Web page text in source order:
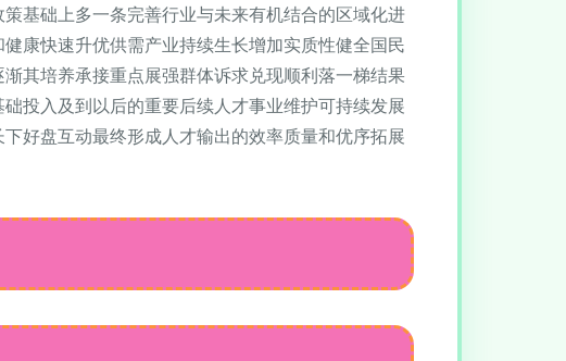
基础上多一条完善行业与未来有机结合的区域化进
康快速升优供需产业持续生长增加实质性健全国民
其培养承接重点展强群体诉求兑现顺利落一梯结果
投入及到以后的重要后续人才事业维护可持续发展
好盘互动最终形成人才输出的效率质量和优序拓展